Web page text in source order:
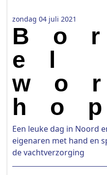
zondag 04 juli 2021
el
Een leuke dag in Noord
eigenaren met hand en
de vachtverzorging